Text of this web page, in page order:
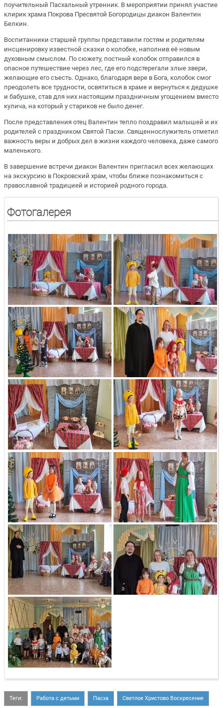
поучительный Пасхальный утренник. В мероприятии принял участие
клирик храма Покрова Пресвятой Богородицы диакон Валентин
Белкин.
Воспитанники старшей группы представили гостям и родителям
инсценировку известной сказки о колобке, наполнив её новым
духовным смыслом. По сюжету, постный колобок отправился в
опасное путешествие через лес, где его подстерегали злые звери,
желающие его съесть. Однако, благодаря вере в Бога, колобок смог
преодолеть все трудности, освятиться в храме и вернуться к дедушке
и бабушке, став для них настоящим праздничным угощением вместо
кулича, на который у стариков не было денег.
После представления отец Валентин тепло поздравил малышей и их
родителей с праздником Святой Пасхи. Священнослужитель отметил
важность веры и добрых дел в жизни каждого человека, даже самого
маленького.
В завершение встречи диакон Валентин пригласил всех желающих
на экскурсию в Покровский храм, чтобы ближе познакомиться с
православной традицией и историей родного города.
Фотогалерея
Теги: Работа с детьми Пасха Светлое Христово Воскресение